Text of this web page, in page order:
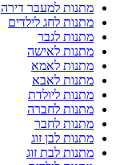
מתנות למעבר דירה
מתנות לחג לילדים
מתנות לגבר
מתנות לאישה
מתנות לאמא
מתנות לאבא
מתנות ליולדת
מתנות לחברה
מתנות לחבר
מתנות לבן זוג
מתנות לבת זוג